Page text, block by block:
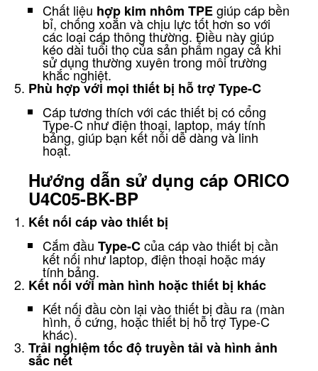
Chất liệu hợp kim nhôm TPEgiúp cáp bền
bỉ, chống xoắn và chịu lực tốt hơn so với
các loại cáp thông thường. Điều này giúp
kéo dài tuổi thọ của sản phẩm ngay cả khi
sử dụng thường xuyên trong môi trường
khắc nghiệt.
Phù hợp với mọi thiết bị hỗ trợ Type-C
Cáp tương thích với các thiết bị có cổng
Type-C như điện thoại, laptop, máy tính
bảng, giúp bạn kết nối dễ dàng và linh
hoạt.
Hướng dẫn sử dụng cáp ORICO
U4C05-BK-BP
Kết nối cáp vào thiết bị
Cắm đầu Type-Ccủa cáp vào thiết bị cần
kết nối như laptop, điện thoại hoặc máy
tính bảng.
Kết nối với màn hình hoặc thiết bị khác
Kết nối đầu còn lại vào thiết bị đầu ra (màn
hình, ổ cứng, hoặc thiết bị hỗ trợ Type-C
khác).
Trải nghiệm tốc độ truyền tải và hình ảnh
sắc nét